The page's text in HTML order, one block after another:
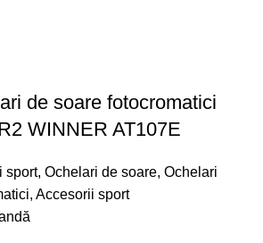
de soare fotocromatici
WINNER AT107E
sport, Ochelari de soare, Ochelari
, Accesorii sport